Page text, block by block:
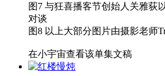
图7 与狂喜播客节创始人关雅荻
对谈
图8 以上大部分图片由摄影老师
在小宇宙查看该单集文稿